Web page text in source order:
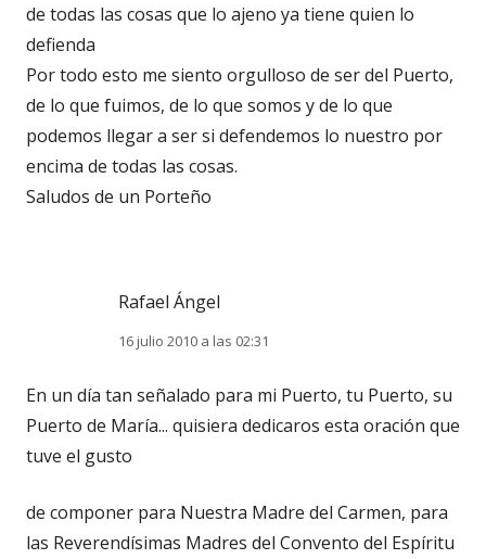
de todas las cosas que lo ajeno ya tiene quien lo
defienda
Por todo esto me siento orgulloso de ser del Puerto,
de lo que fuimos, de lo que somos y de lo que
podemos llegar a ser si defendemos lo nuestro por
encima de todas las cosas.
Saludos de un Porteño
Rafael Ángel
16 julio 2010 a las 02:31
En un día tan señalado para mi Puerto, tu Puerto, su
Puerto de María... quisiera dedicaros esta oración que
tuve el gusto
de componer para Nuestra Madre del Carmen, para
las Reverendísimas Madres del Convento del Espíritu